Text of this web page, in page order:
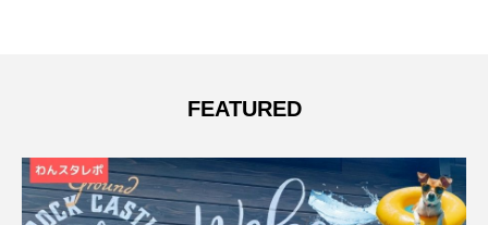
FEATURED